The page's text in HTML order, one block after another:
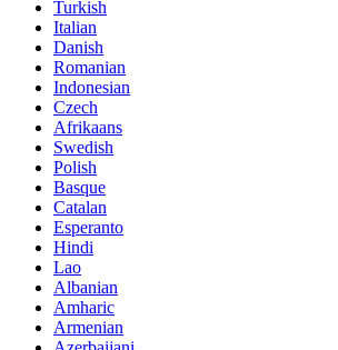
Turkish
Italian
Danish
Romanian
Indonesian
Czech
Afrikaans
Swedish
Polish
Basque
Catalan
Esperanto
Hindi
Lao
Albanian
Amharic
Armenian